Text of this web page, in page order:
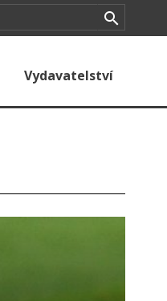
Vydavatelství